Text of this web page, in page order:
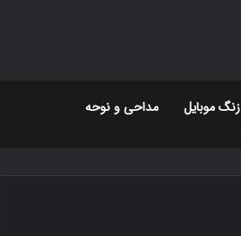
زنگ موبایل مداحی و نوحه